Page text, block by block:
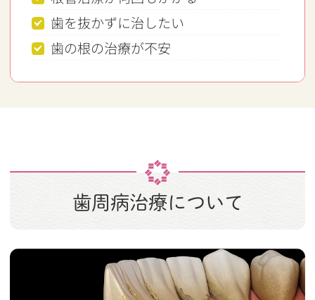
歯を抜かずに治したい
歯の根の治療が不安
歯周病治療について